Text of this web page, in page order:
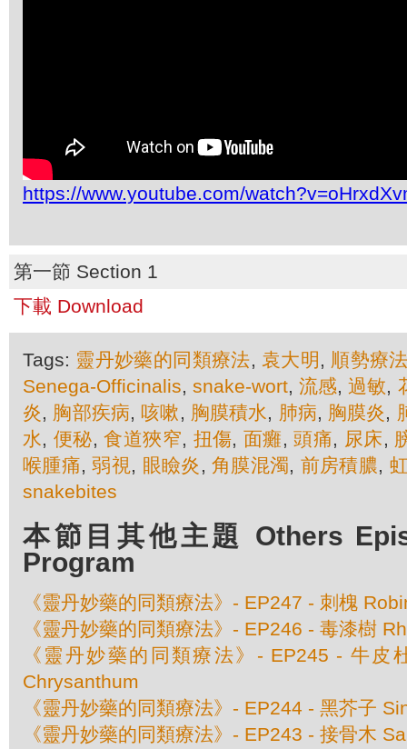
https://www.youtube.com/
第一節 Section 1
下載 Download
Tags: 靈丹妙藥的同類療法, 袁大明 , 順勢療
Senega-Officinalis,snake-wort,流感,過敏,
炎, 胸部疾病, 咳嗽, 胸膜積水, 肺病, 胸膜炎,
水, 便秘,食道狹窄, 扭傷, 面癱,頭痛, 尿床,
喉腫痛,弱視, 眼瞼炎 , 角膜混濁, 前房積膿,
snakebites
本節目其他主題 Others
Program
《靈丹妙藥的同類療法》- EP247 - 刺槐
《靈丹妙藥的同類療法》- EP246 - 毒漆樹
《靈丹妙藥的同類療法》- EP245 - 牛皮
Chrysanthum
《靈丹妙藥的同類療法》- EP244 - 黑芥子
《靈丹妙藥的同類療法》- EP243 - 接骨木